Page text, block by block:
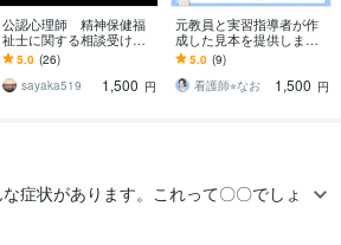
公認心理師 精神保健福
祉士に関する相談受けま
す どんな仕事？どうやっ
て目指す？勉強方法は？
どんなことでも。
5.0 (26)
sayaka519
1,500 円
元教員と実習指導者が作
成した見本を提供します
看護実習や課題に役立つ
関連図や看護計画等の見
本をご紹介！
5.0 (9)
看護師⭐︎なお
1,500 円
症状があります。これって〇〇でしょ